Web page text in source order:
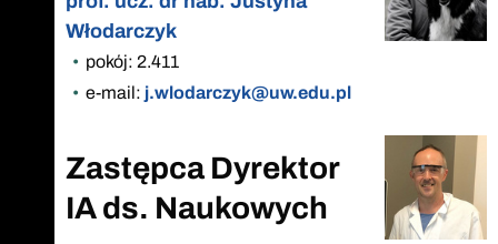
Włodarczyk
pokój: 2.411
e-mail: j.wlodarczyk@uw.edu.pl
Zastępca Dyrektor
IA ds. Naukowych